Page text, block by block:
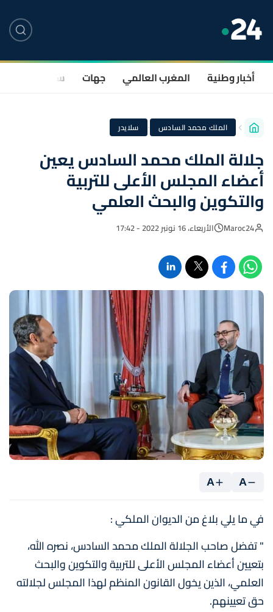
أخبار وطنية المغرب العالمي جهات سياسة
الملك محمد السادس · سلايدر
جلالة الملك محمد السادس يعين
أعضاء المجلس الأعلى للتربية
والتكوين والبحث العلمي
Maroc24 الأربعاء، 16 نونبر 2022 - 17:42
A
A
في ما يلي بلاغ من الديوان الملكي :
" تفضل صاحب الجلالة الملك محمد السادس، نصره الله،
بتعيين أعضاء المجلس الأعلى للتربية والتكوين والبحث
العلمي، الذين يخول القانون المنظم لهذا المجلس لجلالته
حق تعيينهم.